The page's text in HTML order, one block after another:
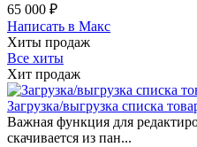
65 000 ₽
Написать в Макс
Хиты продаж
Все хиты
Хит продаж
Загрузка/выгрузка списка
Важная функция для
скачивается из пан...